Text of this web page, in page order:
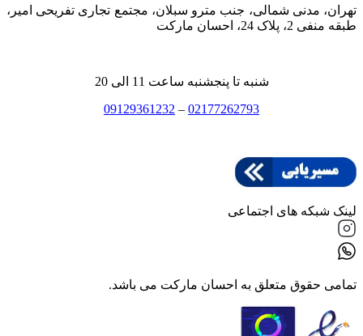
تهران، مدنی شمالی، جنب مترو سبلان، مجتمع تجاری تفریحی امیر،
طبقه منفی 2، پلاک 24، احسان مارکت
شنبه تا پنجشنبه ساعت 11 الی 20
02177262793
–
09129361232
لینک شبکه های اجتماعی
تمامی حقوق متعلق به احسان مارکت می باشد.